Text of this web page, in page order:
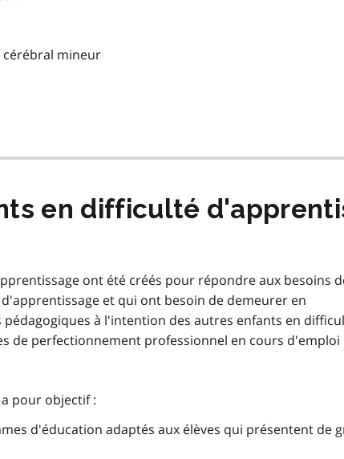
mineur
en difficulté
ont été créés pour répondre aux besoins
et qui ont besoin de demeurer en
à l'intention des autres enfants en
de perfectionnement professionnel en cours d'emploi
pour objectif :
d'éducation adaptés aux élèves qui présentent de